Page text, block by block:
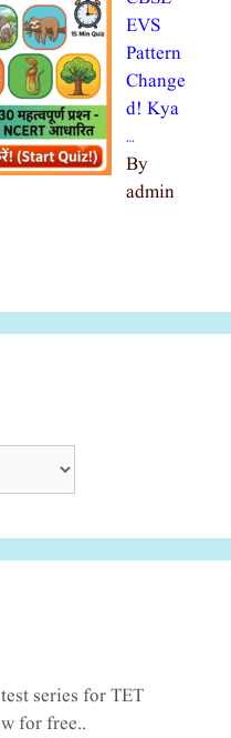
EVS
Pattern
Change
d! Kya
…
By
admin
series for TET
for free..